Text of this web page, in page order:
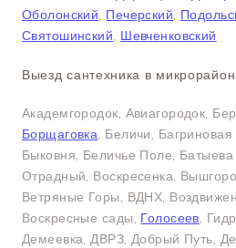
Оболонский Печерский
Святошинский Шевченковский
Выезд сантехника в
Академгородок, Авиагородок,
Борщаговка , Беличи,
Быковня, Беличье Поле, Батыева
Отрадный, Воскресенка,
Ветряные Горы, ВДНХ,
Воскресные сады, Голосеев ,
Демеевка, ДВРЗ, Добрый Путь,